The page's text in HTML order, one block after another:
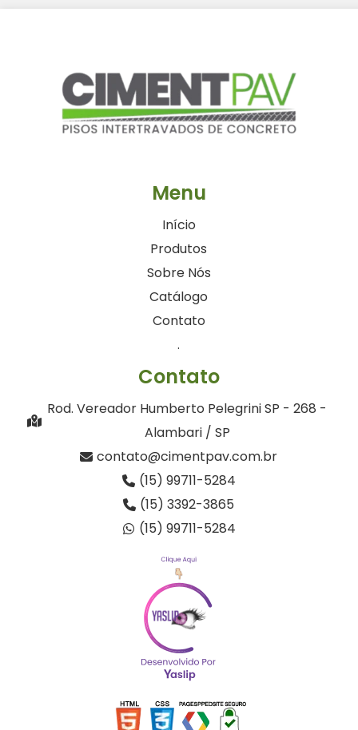
Menu
Início
Produtos
Sobre Nós
Catálogo
Contato
.
Contato
Rod. Vereador Humberto Pelegrini SP - 268 -
Alambari / SP
contato@cimentpav.com.br
(15) 99711-5284
(15) 3392-3865
(15) 99711-5284